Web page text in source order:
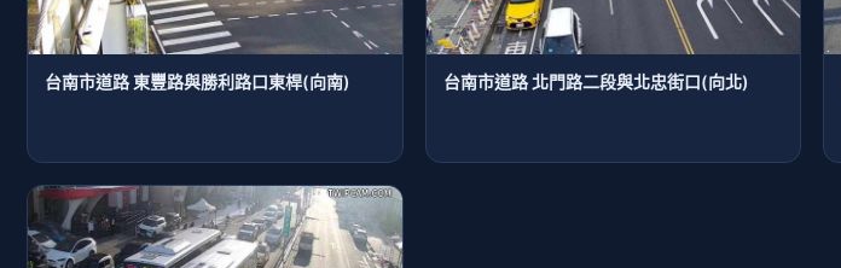
台南市道路 東豐路與勝利路口東桿(向南) 台南市道路 北門路二段與北忠街口(向北)